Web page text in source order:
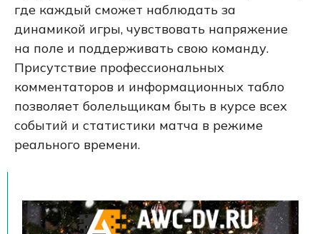
где каждый сможет наблюдать за
динамикой игры, чувствовать напряжение
на поле и поддерживать свою команду.
Присутствие профессиональных
комментаторов и информационных табло
позволяет болельщикам быть в курсе всех
событий и статистики матча в режиме
реального времени.